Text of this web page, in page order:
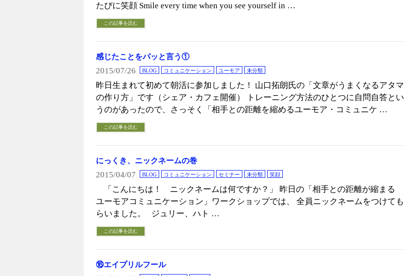
たびに笑顔 Smile every time when you see yourself in …
この記事を読む
感じたことをパッと言う①
2015/07/26 BLOG コミュニケーション ユーモア 未分類
昨日生まれて初めて朝活に参加しました！ 山口拓朗氏の「文章がうまくなるアタマ
の作り方」です（シェア・カフェ開催） トレーニング方法のひとつに自問自答とい
うのがあったので、さっそく「相手との距離を縮めるユーモア・コミュニケ …
この記事を読む
にっくき、ニックネームの巻
2015/04/07 BLOG コミュニケーション セミナー 未分類 笑顔
「こんにちは！ ニックネームは何ですか？」 昨日の「相手との距離が縮まる
ユーモアコミュニケーション」ワークショップでは、 全員ニックネームをつけても
らいました。 ジュリー、ハト …
この記事を読む
⑯エイプリルフール